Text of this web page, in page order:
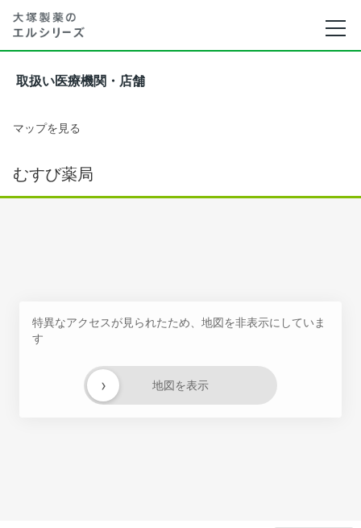
取扱い医療機関・店舗
マップを見る
むすび薬局
特異なアクセスが見られたため、地図を非表示にしていま
す
地図を表示
›